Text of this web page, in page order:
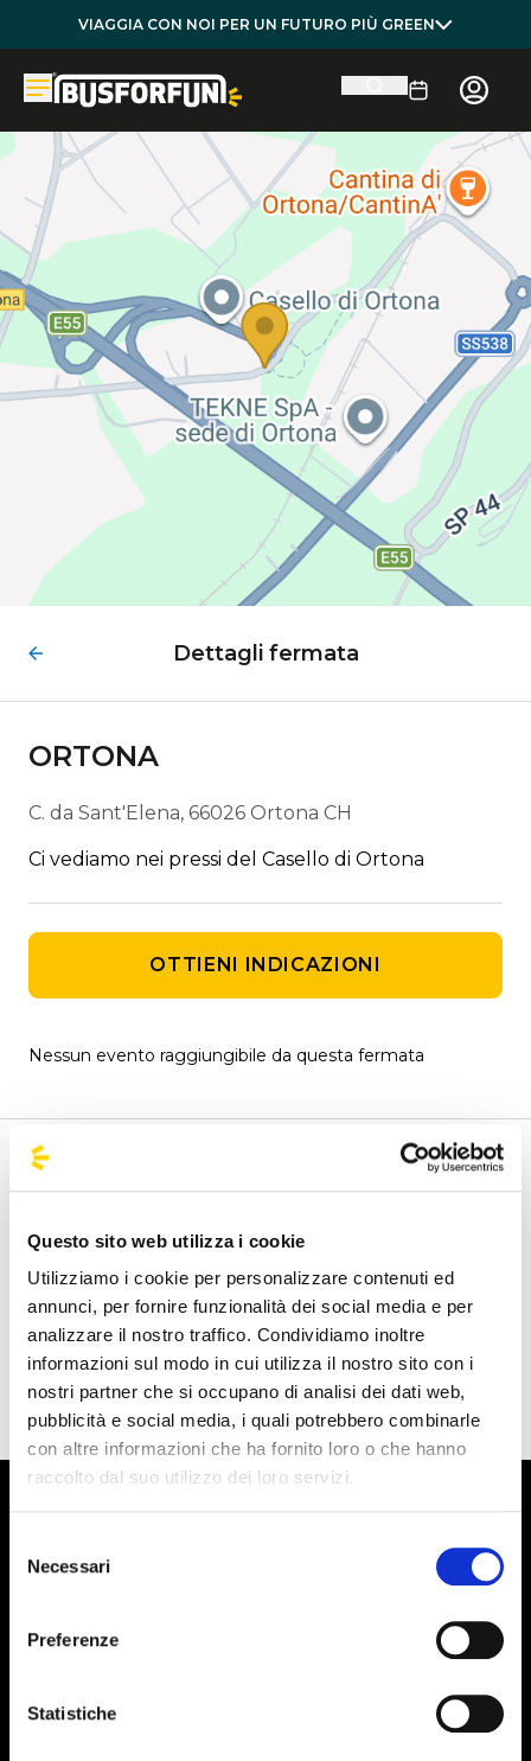
Questo sito web utilizza i cookie
Utilizziamo i cookie per personalizzare contenuti ed
annunci, per fornire funzionalità dei social media e per
analizzare il nostro traffico. Condividiamo inoltre
informazioni sul modo in cui utilizza il nostro sito con i
nostri partner che si occupano di analisi dei dati web,
pubblicità e social media, i quali potrebbero combinarle
con altre informazioni che ha fornito loro o che hanno
raccolto dal suo utilizzo dei loro servizi.
delNecessari
Preferenze
Statistiche
VIAGGIA CON NOI PER UN FUTURO PIÙ GREEN
Dettagli fermata
ORTONA
C. da Sant'Elena, 66026 Ortona CH
Ci vediamo nei pressi del Casello di Ortona
OTTIENI INDICAZIONI
Nessun evento raggiungibile da questa fermata
Benvenuto nella pagina della fermate ufficiali di
interesse. Cerca le fermate più vicine a te e scopri da dove
territorio italiano e anche da alcune parti d'Europa come
Spagna, Francia e Germania, BusForFun ti offre
Events, travel tips directly in your email. You